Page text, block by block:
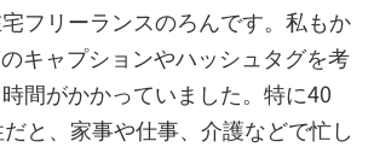
フリーランスのろんです。私もか
キャプションやハッシュタグを考
間がかかっていました。特に40
と、家事や仕事、介護などで忙し